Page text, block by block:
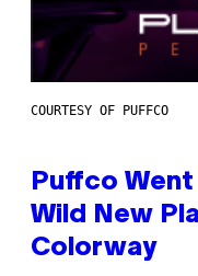
COURTESY OF PUFFCO
Puffco
Wild New
Colorway